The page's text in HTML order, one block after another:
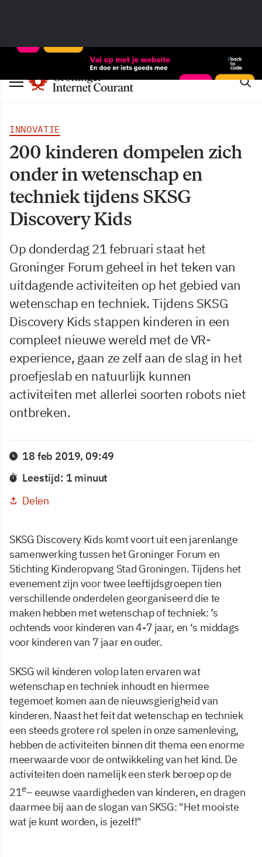
INNOVATIE
200 kinderen dompelen zich
onder in wetenschap en
techniek tijdens SKSG
Discovery Kids
Op donderdag 21 februari staat het
Groninger Forum geheel in het teken van
uitdagende activiteiten op het gebied van
wetenschap en techniek. Tijdens SKSG
Discovery Kids stappen kinderen in een
compleet nieuwe wereld met de VR-
experience, gaan ze zelf aan de slag in het
proefjeslab en natuurlijk kunnen
activiteiten met allerlei soorten robots niet
ontbreken.
18 feb 2019, 09:49
Leestijd: 1 minuut
Delen
SKSG Discovery Kids komt voort uit een jarenlange
samenwerking tussen het Groninger Forum en
Stichting Kinderopvang Stad Groningen. Tijdens het
evenement zijn voor twee leeftijdsgroepen tien
verschillende onderdelen georganiseerd die te
maken hebben met wetenschap of techniek: ’s
ochtends voor kinderen van 4-7 jaar, en ‘s middags
voor kinderen van 7 jaar en ouder.
SKSG wil kinderen volop laten ervaren wat
wetenschap en techniek inhoudt en hiermee
tegemoet komen aan de nieuwsgierigheid van
kinderen. Naast het feit dat wetenschap en techniek
een steeds grotere rol spelen in onze samenleving,
hebben de activiteiten binnen dit thema een enorme
meerwaarde voor de ontwikkeling van het kind. De
activiteiten doen namelijk een sterk beroep op de
21e– eeuwse vaardigheden van kinderen, en dragen
daarmee bij aan de slogan van SKSG: "Het mooiste
wat je kunt worden, is jezelf!"